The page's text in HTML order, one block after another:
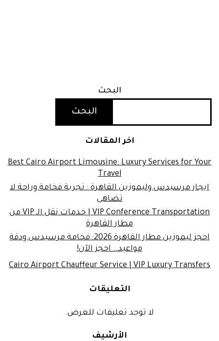
البحث
البحث
اخر المقالات
Best Cairo Airport Limousine: Luxury Services for Your
Travel
ايجار مرسيدس وليموزين القاهرة : تجربة فخامة وراحة لا
تضاهى
VIP Conference Transportation | خدمات نقل الـ VIP من
مطار القاهرة
احجز ليموزين مطار القاهرة 2026: فخامة مرسيدس ودقة
مواعيد.. احجز الآن!
Cairo Airport Chauffeur Service | VIP Luxury Transfers
التعليقات
لا توجد تعليقات للعرض.
الأرشيف